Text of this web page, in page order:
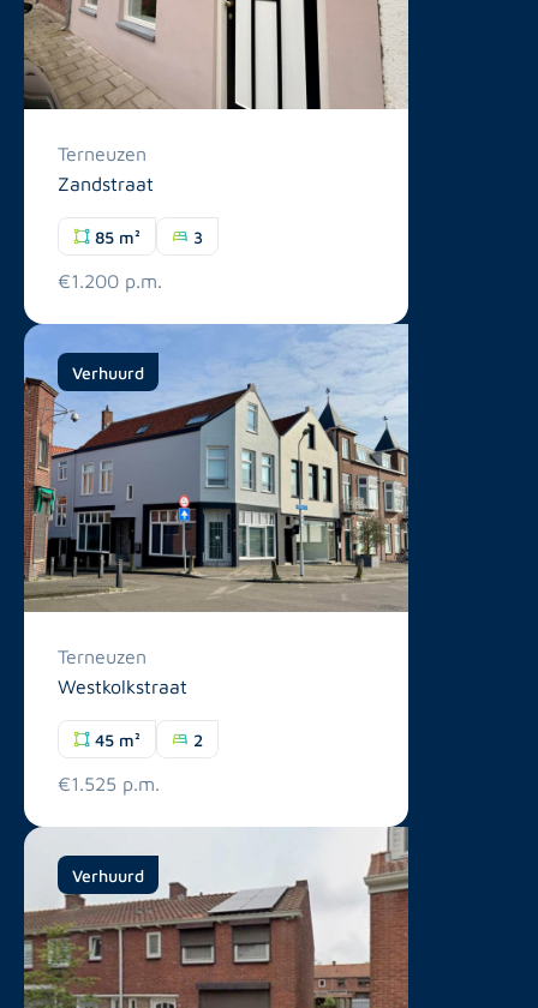
Terneuzen
Zandstraat
85 m² 3
€1.200 p.m.
Verhuurd
Terneuzen
Westkolkstraat
45 m² 2
€1.525 p.m.
Verhuurd